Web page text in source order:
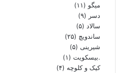
میگو (۱۱)
دسر (۹)
سالاد (۵)
ساندویچ (۲۵)
شیرینی (۵)
.بیسکویت (۱)
کیک و کلوچه (۴)